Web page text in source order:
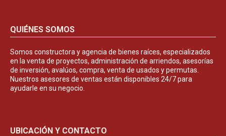
QUIÉNES SOMOS
Somos constructora y agencia de bienes raíces, especializados
en la venta de proyectos, administración de arriendos, asesorías
de inversión, avalúos, compra, venta de usados y permutas.
Nuestros asesores de ventas están disponibles 24/7 para
ayudarle en su negocio.
UBICACIÓN Y CONTACTO